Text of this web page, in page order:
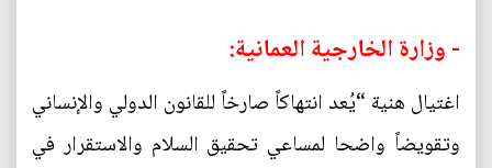
- وزارة الخارجية العمانية:
اغتيال هنية “يُعد انتهاكاً صارخاً للقانون الدولي والإنساني
وتقويضاً واضحا لمساعي تحقيق السلام والاستقرار في